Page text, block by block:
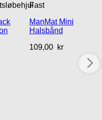
Fast
ManMat Mini
Halsbånd
109,00 kr